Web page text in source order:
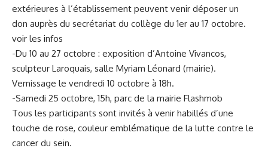
extérieures à l’établissement peuvent venir déposer un
don auprès du secrétariat du collège du 1er au 17 octobre.
voir les infos
-Du 10 au 27 octobre : exposition d’Antoine Vivancos,
sculpteur Laroquais, salle Myriam Léonard (mairie).
Vernissage le vendredi 10 octobre à 18h.
-Samedi 25 octobre, 15h, parc de la mairie Flashmob
Tous les participants sont invités à venir habillés d’une
touche de rose, couleur emblématique de la lutte contre le
cancer du sein.